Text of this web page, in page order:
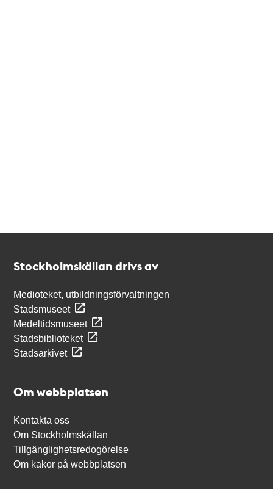
Stockholmskällan drivs av
Medioteket, utbildningsförvaltningen
Stadsmuseet
Medeltidsmuseet
Stadsbiblioteket
Stadsarkivet
Om webbplatsen
Kontakta oss
Om Stockholmskällan
Tillgänglighetsredogörelse
Om kakor på webbplatsen